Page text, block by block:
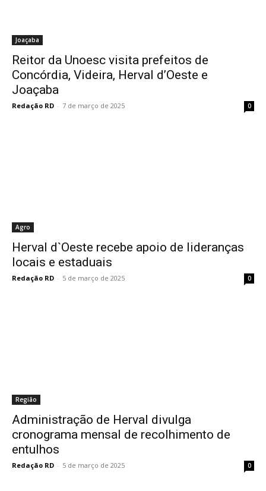
Joaçaba
Reitor da Unoesc visita prefeitos de
Concórdia, Videira, Herval d’Oeste e
Joaçaba
Redação RD - 7 de março de 2025 0
Agro
Herval d`Oeste recebe apoio de lideranças
locais e estaduais
Redação RD - 5 de março de 2025 0
Região
Administração de Herval divulga
cronograma mensal de recolhimento de
entulhos
Redação RD - 5 de março de 2025 0